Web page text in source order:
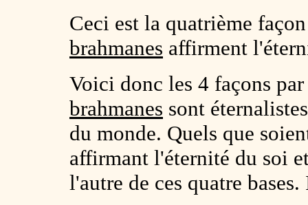
Ceci est la quatrième
brahmanes affirment
Voici donc les 4 façons par
brahmanes sont
du monde. Quels que
affirmant l'éternité du soi
l'autre de ces quatre